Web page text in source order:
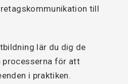
till
lär du dig de
processerna för att
i praktiken.